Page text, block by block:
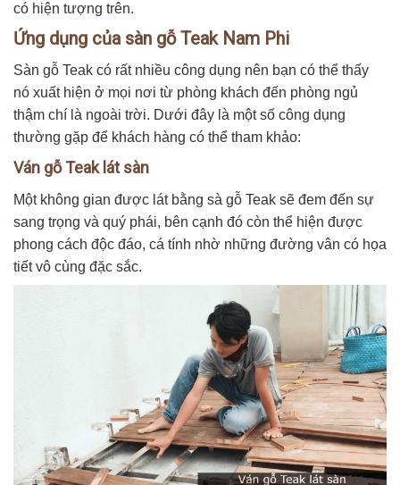
có hiện tượng trên.
Ứng dụng của sàn gỗ Teak Nam Phi
Sàn gỗ Teak có rất nhiều công dụng nên bạn có thể thấy
nó xuất hiện ở mọi nơi từ phòng khách đến phòng ngủ
thậm chí là ngoài trời. Dưới đây là một số công dụng
thường gặp để khách hàng có thể tham khảo:
Ván gỗ Teak lát sàn
Một không gian được lát bằng sà gỗ Teak sẽ đem đến sự
sang trọng và quý phái, bên cạnh đó còn thể hiện được
phong cách độc đáo, cá tính nhờ những đường vân có họa
tiết vô cùng đặc sắc.